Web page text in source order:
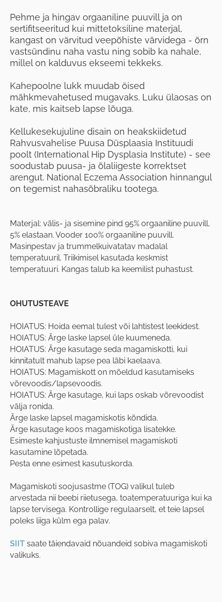
Pehme ja hingav orgaaniline puuvill ja on
sertifitseeritud kui mittetoksiline materjal,
kangast on värvitud veepõhiste värvidega - õrn
vastsündinu naha vastu ning sobib ka nahale,
millel on kalduvus ekseemi tekkeks.
Kahepoolne lukk muudab öised
mähkmevahetused mugavaks. Luku ülaosas on
kate, mis kaitseb lapse lõuga.
Kellukesekujuline disain on heakskiidetud
Rahvusvahelise Puusa Düsplaasia Instituudi
poolt (International Hip Dysplasia Institute) - see
soodustab puusa- ja õlaliigeste korrektset
arengut. National Eczema Association hinnangul
on tegemist nahasõbraliku tootega.
Materjal: välis- ja sisemine pind 95% orgaaniline puuvill,
5% elastaan. Vooder 100% orgaaniline puuvill.
Masinpestav ja trummelkuivatatav madalal
temperatuuril. Triikimisel kasutada keskmist
temperatuuri. Kangas talub ka keemilist puhastust.
OHUTUSTEAVE
HOIATUS: Hoida eemal tulest või lahtistest leekidest.
HOIATUS: Ärge laske lapsel üle kuumeneda.
HOIATUS: Ärge kasutage seda magamiskotti, kui
kinnitatult mahub lapse pea läbi kaelaava.
HOIATUS: Magamiskott on mõeldud kasutamiseks
võrevoodis/lapsevoodis.
HOIATUS: Ärge kasutage, kui laps oskab võrevoodist
välja ronida.
Ärge laske lapsel magamiskotis kõndida.
Ärge kasutage koos magamiskotiga lisatekke.
Esimeste kahjustuste ilmnemisel magamiskoti
kasutamine lõpetada.
Pesta enne esimest kasutuskorda.
Magamiskoti soojusastme (TOG) valikul tuleb
arvestada nii beebi riietusega, toatemperatuuriga kui ka
lapse tervisega. Kontrollige regulaarselt, et teie lapsel
poleks liiga külm ega palav.
SIIT saate täiendavaid nõuandeid sobiva magamiskoti
valikuks.